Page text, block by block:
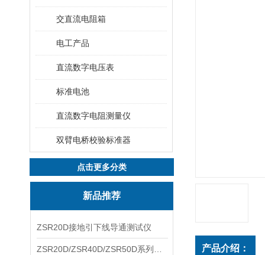
交直流电阻箱
电工产品
直流数字电压表
标准电池
直流数字电阻测量仪
双臂电桥校验标准器
点击更多分类
新品推荐
ZSR20D接地引下线导通测试仪
产品介绍：